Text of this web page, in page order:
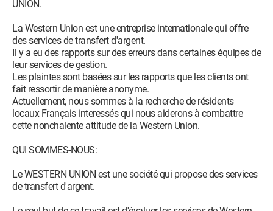
UNION.
La Western Union est une entreprise internationale qui offre
des services de transfert d'argent.
Il y a eu des rapports sur des erreurs dans certaines équipes de
leur services de gestion.
Les plaintes sont basées sur les rapports que les clients ont
fait ressortir de manière anonyme.
Actuellement, nous sommes à la recherche de résidents
locaux Français interessés qui nous aiderons à combattre
cette nonchalente attitude de la Western Union.
QUI SOMMES-NOUS:
Le WESTERN UNION est une société qui propose des services
de transfert d'argent.